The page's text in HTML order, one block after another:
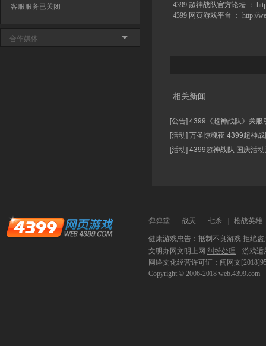
客服服务已关闭
合作媒体
4399 超神战队官方论坛 ：
4399 网页游戏平台 ： http://
相关新闻
[公告] 4399《超神战队》关服
[活动] 万圣惊魂夜 4399超神
[活动] 4399超神战队 国庆活
弹弹堂 战天 七杀 枪战英雄
健康游戏忠告：抵制不良游戏 拒绝
文明办网文明上网 纠纷处理
游戏适
网络文化经营许可证：闽网文
Copyright © 2006-2018 web.4399.com